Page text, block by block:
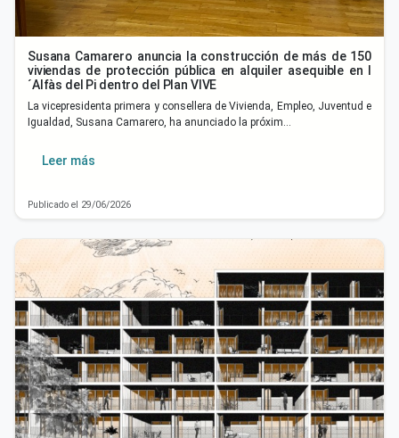
Susana Camarero anuncia la construcción de más de 150
viviendas de protección pública en alquiler asequible en l
´Alfàs del Pi dentro del Plan VIVE
La vicepresidenta primera y consellera de Vivienda, Empleo, Juventud e
Igualdad, Susana Camarero, ha anunciado la próxim…
Leer más
Publicado el 29/06/2026